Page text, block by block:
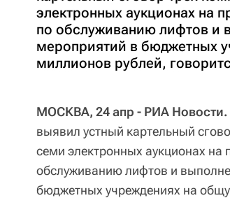
электронных аукционах на
по обслуживанию лифтов и
мероприятий в бюджетных
миллионов рублей,
МОСКВА, 24 апр - РИА Новости.
выявил устный картельный
семи электронных аукционах на
обслуживанию лифтов и
бюджетных учреждениях на